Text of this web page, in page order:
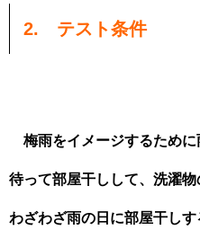
2. テスト条件
梅雨をイメージするために
待って部屋干しして、洗濯物
わざわざ雨の日に部屋干しす